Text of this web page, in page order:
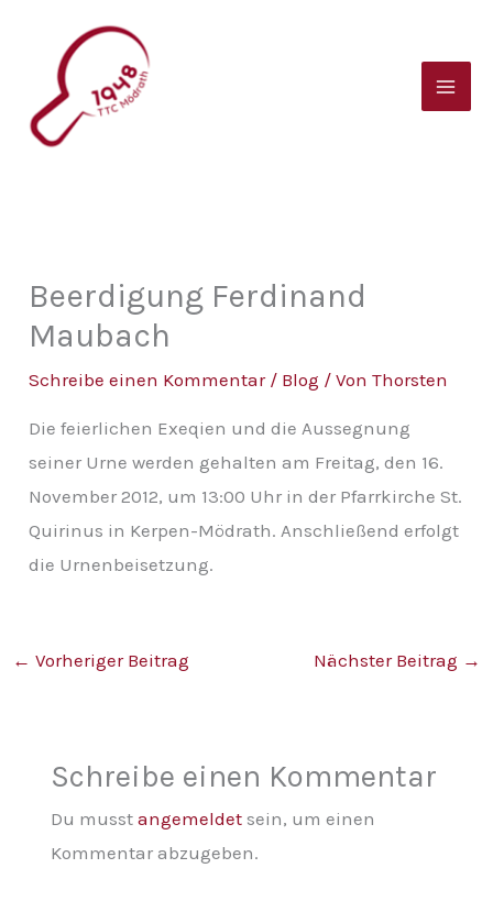
springen
Beerdigung Ferdinand
Maubach
Schreibe einen Kommentar / Blog / VonThorsten
Die feierlichen Exeqien und die Aussegnung
seiner Urne werden gehalten am Freitag, den 16.
November 2012, um 13:00 Uhr in der Pfarrkirche St.
Quirinus in Kerpen-Mödrath. Anschließend erfolgt
die Urnenbeisetzung.
← Vorheriger Beitrag Nächster Beitrag →
Schreibe einen Kommentar
Du musst angemeldetsein, um einen
Kommentar abzugeben.
t
c
h
i
v